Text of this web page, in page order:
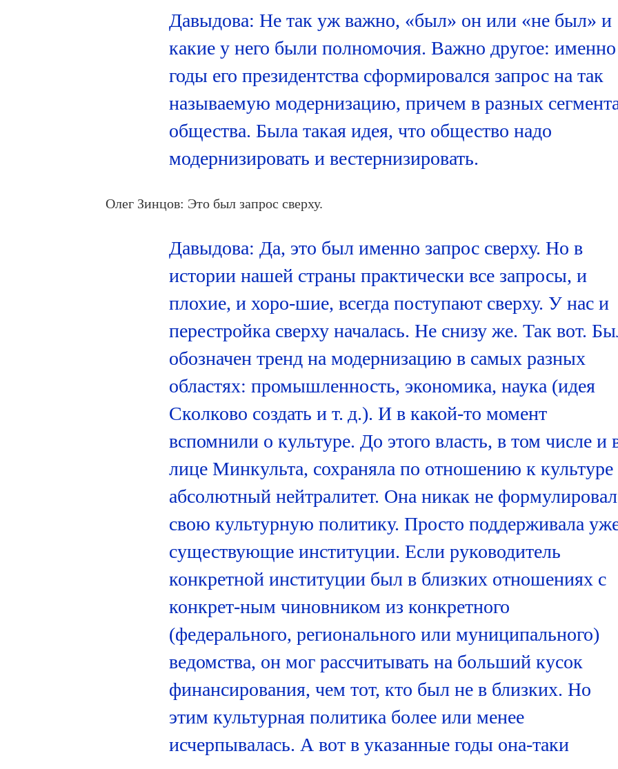
Давыдова: Не так уж важно, «был» он или «не был» и
какие у него были полномочия. Важно другое:
годы его президентства сформировался запрос на так
называемую модернизацию, причем в разных
общества. Была такая идея, что общество надо
модернизировать и вестернизировать.
Олег Зинцов: Это был запрос сверху.
Давыдова: Да, это был именно запрос сверху. Но в
истории нашей страны практически все запросы, и
плохие, и хоро-шие, всегда поступают сверху. У нас и
перестройка сверху началась. Не снизу же. Так вот.
обозначен тренд на модернизацию в самых разных
областях: промышленность, экономика, наука (идея
Сколково создать и т. д.). И в какой-то момент
вспомнили о культуре. До этого власть, в том числе и
лице Минкульта, сохраняла по отношению к культуре
абсолютный нейтралитет. Она никак не
свою культурную политику. Просто поддерживала
существующие институции. Если руководитель
конкретной институции был в близких отношениях с
конкрет-ным чиновником из конкретного
(федерального, регионального или муниципального)
ведомства, он мог рассчитывать на больший кусок
финансирования, чем тот, кто был не в близких. Но
этим культурная политика более или менее
исчерпывалась. А вот в указанные годы она-таки